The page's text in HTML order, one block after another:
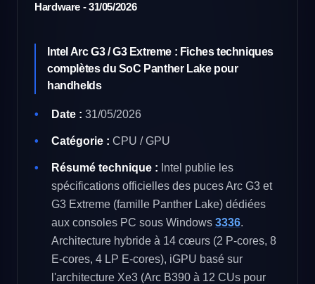
Hardware - 31/05/2026
Intel Arc G3 / G3 Extreme : Fiches techniques
complètes du SoC Panther Lake pour
handhelds
Date : 31/05/2026
Catégorie : CPU / GPU
Résumé technique : Intel publie les
spécifications officielles des puces Arc G3 et
G3 Extreme (famille Panther Lake) dédiées
aux consoles PC sous Windows 3336.
Architecture hybride à 14 cœurs (2 P-cores, 8
E-cores, 4 LP E-cores), iGPU basé sur
l'architecture Xe3 (Arc B390 à 12 CUs pour